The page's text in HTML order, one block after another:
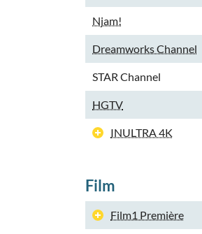
Njam!
Dreamworks Channel
STAR Channel
HGTV
INULTRA 4K
Film
Film1 Première